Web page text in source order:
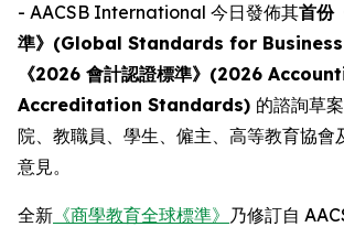
- AACSB International 今日發佈其首份
準》(Global Standards for
《2026 會計認證標準》(2026
Accreditation Standards) 的諮詢草
院、教職員、學生、僱主、高等教育協會
意見。
全新 《商學教育全球標準》 乃修訂自